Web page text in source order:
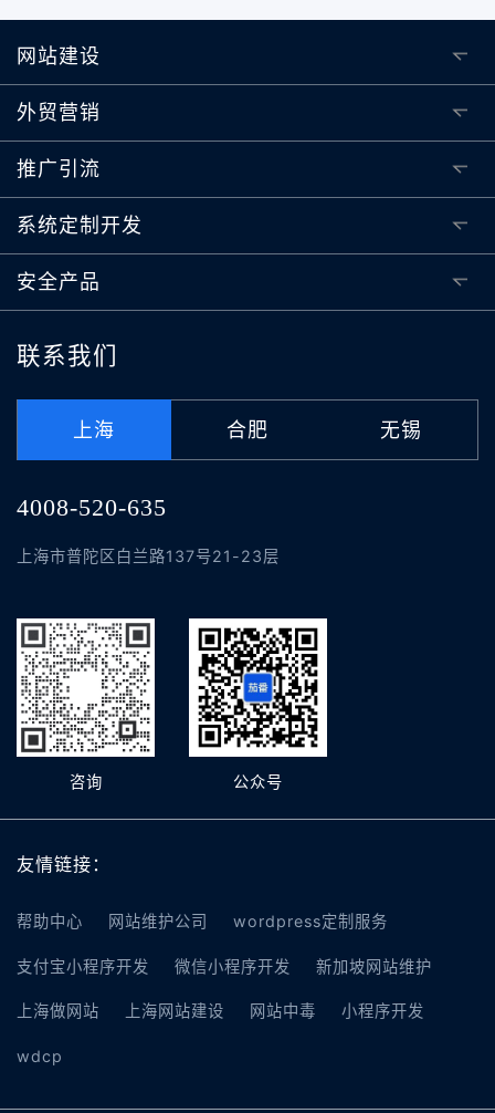
网站建设
外贸营销
推广引流
系统定制开发
安全产品
联系我们
上海 合肥 无锡
4008-520-635
上海市普陀区白兰路137号21-23层
咨询 公众号
友情链接：
帮助中心 网站维护公司 wordpress定制服务
支付宝小程序开发 微信小程序开发 新加坡网站维护
上海做网站 上海网站建设 网站中毒 小程序开发
wdcp